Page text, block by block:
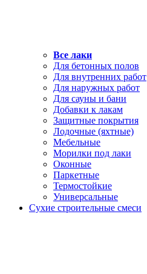
Все лаки
Для бетонных полов
Для внутренних работ
Для наружных работ
Для сауны и бани
Добавки к лакам
Защитные покрытия
Лодочные (яхтные)
Мебельные
Морилки под лаки
Оконные
Паркетные
Термостойкие
Универсальные
Сухие строительные смеси